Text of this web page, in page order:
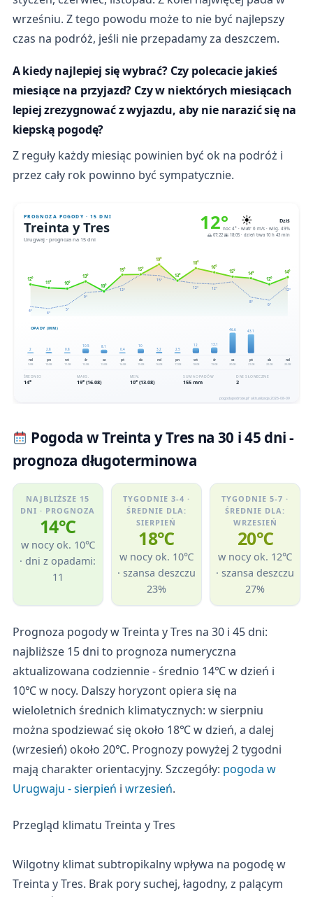
wrześniu. Z tego powodu może to nie być najlepszy
czas na podróż, jeśli nie przepadamy za deszczem.
A kiedy najlepiej się wybrać? Czy polecacie jakieś
miesiące na przyjazd? Czy w niektórych miesiącach
lepiej zrezygnować z wyjazdu, aby nie narazić się na
kiepską pogodę?
Z reguły każdy miesiąc powinien być ok na podróż i
przez cały rok powinno być sympatycznie.
Pogoda w Treinta y Tres na 30 i 45 dni -
prognoza długoterminowa
NAJBLIŻSZE 15
DNI · PROGNOZA
14℃
w nocy ok. 10℃
· dni z opadami:
11
TYGODNIE 3-4 ·
ŚREDNIE DLA:
SIERPIEŃ
18℃
w nocy ok. 10℃
· szansa deszczu
23%
TYGODNIE 5-7 ·
ŚREDNIE DLA:
WRZESIEŃ
20℃
w nocy ok. 12℃
· szansa deszczu
27%
Prognoza pogody w Treinta y Tres na 30 i 45 dni:
najbliższe 15 dni to prognoza numeryczna
aktualizowana codziennie - średnio 14℃ w dzień i
10℃ w nocy. Dalszy horyzont opiera się na
wieloletnich średnich klimatycznych: w sierpniu
można spodziewać się około 18℃ w dzień, a dalej
(wrzesień) około 20℃. Prognozy powyżej 2 tygodni
mają charakter orientacyjny. Szczegóły: pogoda w
Urugwaju - sierpień i wrzesień.
Przegląd klimatu Treinta y Tres
Wilgotny klimat subtropikalny wpływa na pogodę w
Treinta y Tres. Brak pory suchej, łagodny, z palącym